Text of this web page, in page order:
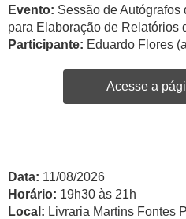
Evento: Sessão de
para Elaboração de Relatórios
Participante: Eduardo Flores
Acesse a
Data: 11/08/2026
Horário: 19h30 às 21h
Local: Livraria Martins Fontes